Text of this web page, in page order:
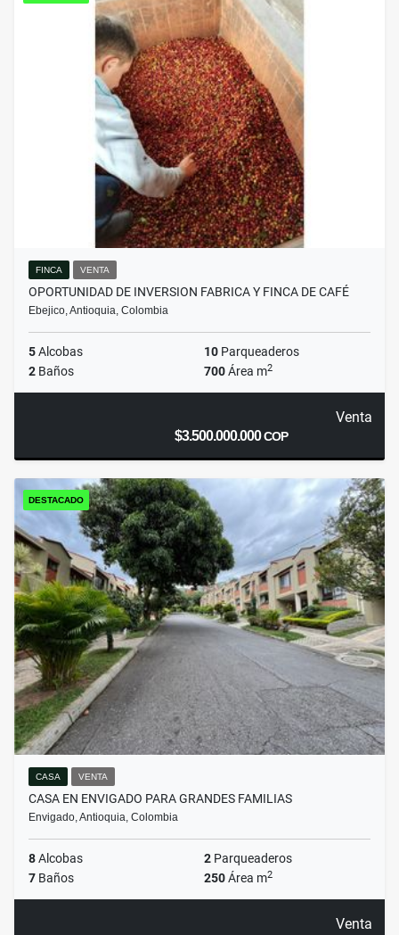
FINCA VENTA
OPORTUNIDAD DE INVERSION FABRICA Y FINCA DE CAFÉ
Ebejico, Antioquia, Colombia
5Alcobas 10 Parqueaderos
2 Baños 700Área m2
Venta
$3.500.000.000COP
DESTACADO
CASA VENTA
CASA EN ENVIGADO PARA GRANDES FAMILIAS
Envigado, Antioquia, Colombia
8Alcobas 2 Parqueaderos
7 Baños 250Área m2
Venta